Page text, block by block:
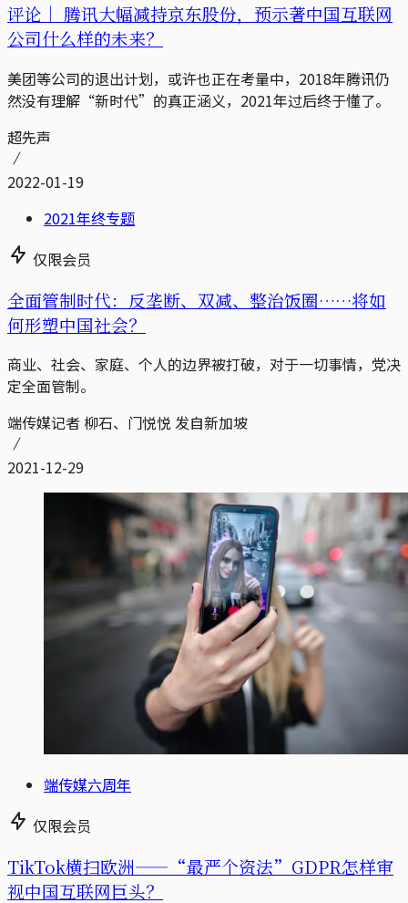
评论｜ 腾讯大幅减持京东股份，预示著中国互联网
公司什么样的未来？
美团等公司的退出计划，或许也正在考量中，2018年腾讯仍
然没有理解“新时代”的真正涵义，2021年过后终于懂了。
超先声
2022-01-19
2021年终专题
仅限会员
全面管制时代：反垄断、双减、整治饭圈……将如
何形塑中国社会？
商业、社会、家庭、个人的边界被打破，对于一切事情，党决
定全面管制。
端传媒记者 柳石、门悦悦 发自新加坡
2021-12-29
端传媒六周年
仅限会员
TikTok横扫欧洲——“最严个资法”GDPR怎样审
视中国互联网巨头？